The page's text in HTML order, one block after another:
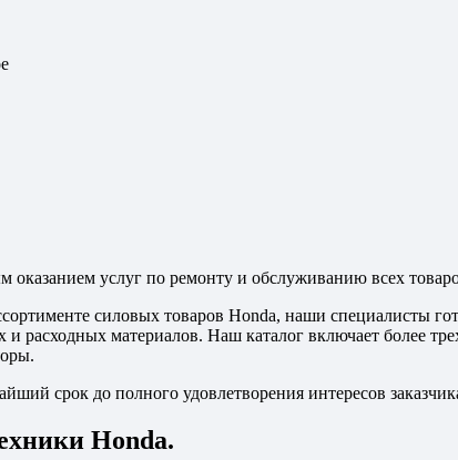
услуг по ремонту и обслуживанию всех
силовых товаров Honda, наши специалисты
расходных материалов. Наш каталог включает более
срок до полного удовлетворения интересов
Honda.